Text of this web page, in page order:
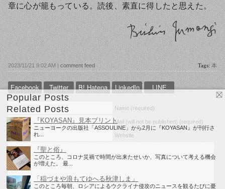
章に心が籠もっている。読後、素直に得したと思えた。
Tags: 本
2023/11/21 9:02 AM | comment feed
Facebook Twitter B! Hatena LinkedIn LINE
Name (required)
Mail (will not be published) (required)
Website
Popular Posts
Related Posts
『KOYASAN』見本プリント
ニューヨークの出版社「ASSOULINE」から2月に『KOYASAN』が刊行さ
れ...
『聖と俗』
このところ、コロナ災禍で時間が出来たせいか、写真について考える機会
が増えた。 最...
「稲づまや浪もてゆへる秋津しま」
このところ毎朝、ロシアによるウクライナ侵攻のニュースを観るたびに憂